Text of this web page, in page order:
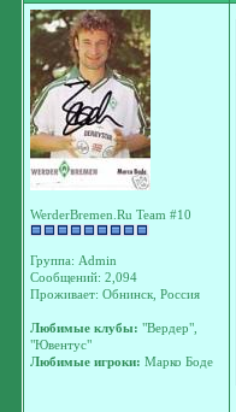
WerderBremen.Ru Team #10
Группа: Admin
Сообщений: 2,094
Проживает: Обнинск, Россия
Любимые клубы: "Вердер",
"Ювентус"
Любимые игроки: Марко Боде